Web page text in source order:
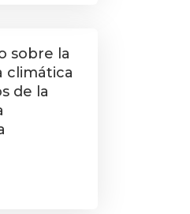
sobre la
climática
de la